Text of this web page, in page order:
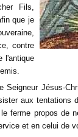
Fils,
que je
contre
l'antique
Seigneur Jésus-
aux tentations
ferme propos de
et en celui de